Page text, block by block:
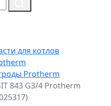
для котлов
Protherm
843 G3/4 Protherm